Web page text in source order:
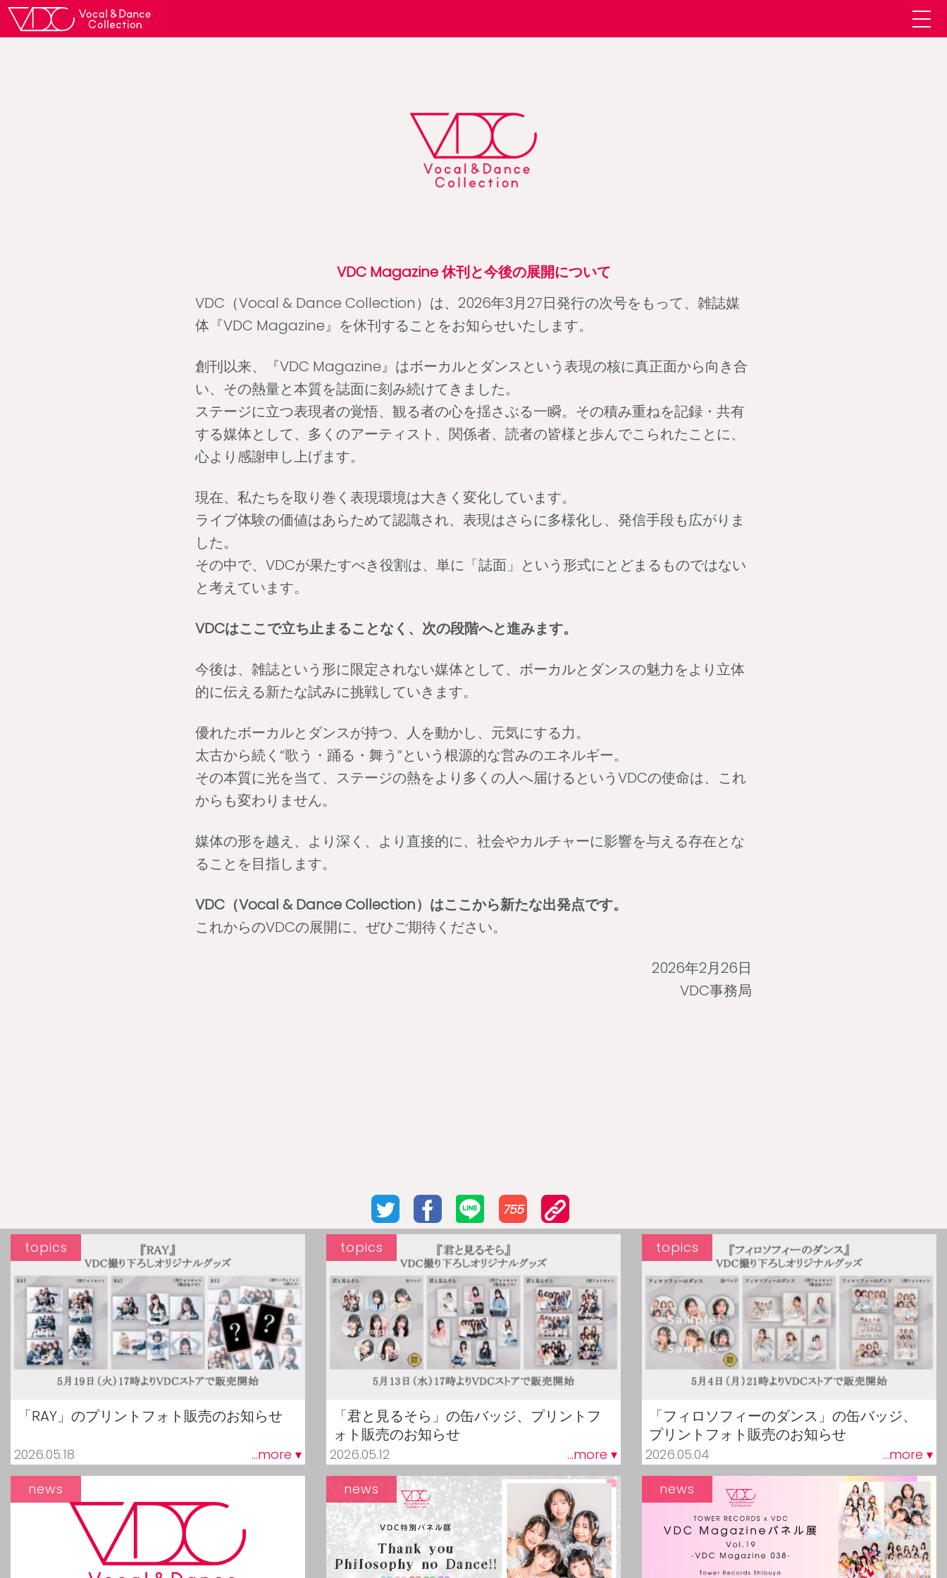
VDC Magazine 休刊と今後の展開について
VDC（Vocal & Dance Collection）は、2026年3月27日発行の次号をもって、雑誌媒
体『VDC Magazine』を休刊することをお知らせいたします。
創刊以来、『VDC Magazine』はボーカルとダンスという表現の核に真正面から向き合
い、その熱量と本質を誌面に刻み続けてきました。
ステージに立つ表現者の覚悟、観る者の心を揺さぶる一瞬。その積み重ねを記録・共有
する媒体として、多くのアーティスト、関係者、読者の皆様と歩んでこられたことに、
心より感謝申し上げます。
現在、私たちを取り巻く表現環境は大きく変化しています。
ライブ体験の価値はあらためて認識され、表現はさらに多様化し、発信手段も広がりま
した。
その中で、VDCが果たすべき役割は、単に「誌面」という形式にとどまるものではない
と考えています。
VDCはここで立ち止まることなく、次の段階へと進みます。
今後は、雑誌という形に限定されない媒体として、ボーカルとダンスの魅力をより立体
的に伝える新たな試みに挑戦していきます。
優れたボーカルとダンスが持つ、人を動かし、元気にする力。
太古から続く“歌う・踊る・舞う”という根源的な営みのエネルギー。
その本質に光を当て、ステージの熱をより多くの人へ届けるというVDCの使命は、これ
からも変わりません。
媒体の形を越え、より深く、より直接的に、社会やカルチャーに影響を与える存在とな
ることを目指します。
VDC（Vocal & Dance Collection）はここから新たな出発点です。
これからのVDCの展開に、ぜひご期待ください。
2026年2月26日
VDC事務局
755
「RAY」のプリントフォト販売のお知らせ
2026.05.18 ...more ▾
topics
「君と見るそら」の缶バッジ、プリントフ
ォト販売のお知らせ
2026.05.12 ...more ▾
topics
「フィロソフィーのダンス」の缶バッジ、
プリントフォト販売のお知らせ
2026.05.04 ...more ▾
topics
news news news